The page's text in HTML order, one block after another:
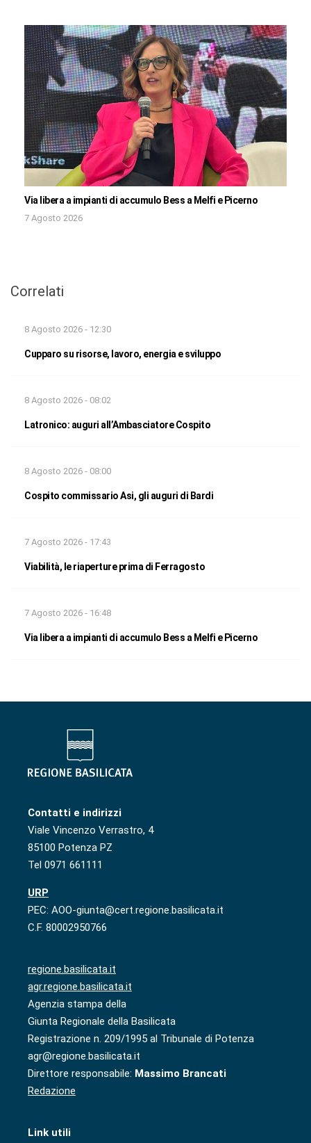
Via libera a impianti di accumulo Bess a Melfi e Picerno
7 Agosto 2026
Correlati
8 Agosto 2026 - 12:30
Cupparo su risorse, lavoro, energia e sviluppo
8 Agosto 2026 - 08:02
Latronico: auguri all’Ambasciatore Cospito
8 Agosto 2026 - 08:00
Cospito commissario Asi, gli auguri di Bardi
7 Agosto 2026 - 17:43
Viabilità, le riaperture prima di Ferragosto
7 Agosto 2026 - 16:48
Via libera a impianti di accumulo Bess a Melfi e Picerno
Contatti e indirizzi
Viale Vincenzo Verrastro, 4
85100 Potenza PZ
Tel 0971 661111
URP
PEC: AOO-giunta@cert.regione.basilicata.it
C.F. 80002950766
regione.basilicata.it
agr.regione.basilicata.it
Agenzia stampa della
Giunta Regionale della Basilicata
Registrazione n. 209/1995 al Tribunale di Potenza
agr@regione.basilicata.it
Direttore responsabile: Massimo Brancati
Redazione
Link utili